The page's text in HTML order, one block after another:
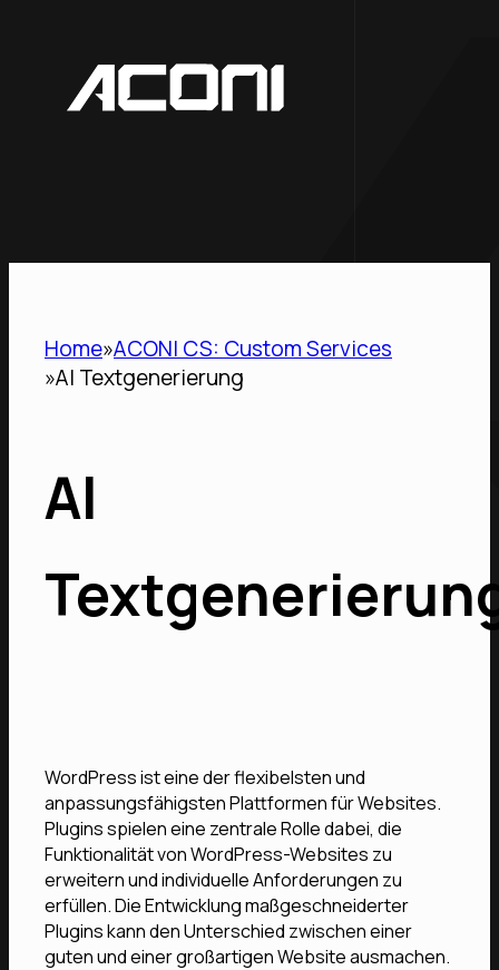
Home ACONI CS: Custom Services
AI Textgenerierung
AI
WordPress ist eine der flexibelsten und
anpassungsfähigsten Plattformen für Websites.
Plugins spielen eine zentrale Rolle dabei, die
Funktionalität von WordPress-Websites zu
erweitern und individuelle Anforderungen zu
erfüllen. Die Entwicklung maßgeschneiderter
Plugins kann den Unterschied zwischen einer
guten und einer großartigen Website ausmachen.